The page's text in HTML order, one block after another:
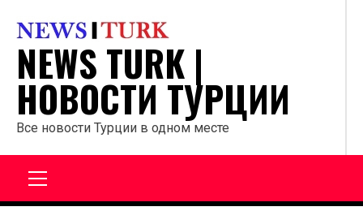
содержанию
NEWS TURK |
НОВОСТИ ТУРЦИИ
Все новости Турции в одном месте